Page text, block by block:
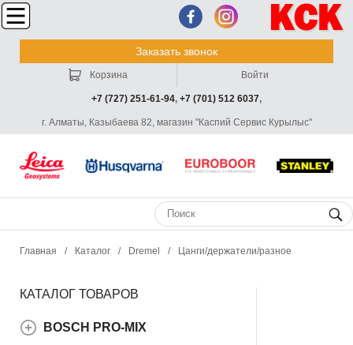
Заказать звонок
+7 (727) 251-61-94, +7 (701) 512 6037,
г. Алматы, Казыбаева 82, магазин "Каспий Сервис Курылыс"
Корзина Войти
Главная / Каталог / Dremel / Цанги/держатели/разное
КАТАЛОГ ТОВАРОВ
BOSCH PRO-MIX